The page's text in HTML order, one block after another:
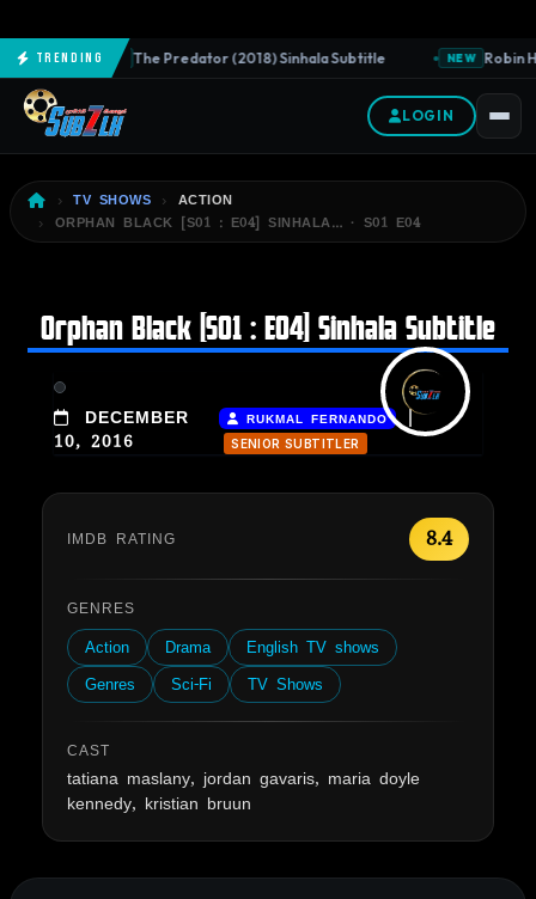
TrendingNEW The Predator (2018) Sinhala Subtitle NEW Robin
LOGIN
TV SHOWS
ACTION
ORPHAN BLACK [S01 : E04] SINHALA… · S01 E04
Orphan Black [S01 : E04] Sinhala Subtitle
DECEMBER
10, 2016
RUKMAL FERNANDO |
SENIOR SUBTITLER
IMDB RATING 8.4
GENRES
Action Drama
English TV shows
Genres
Sci-Fi TV Shows
CAST
tatiana maslany, jordan gavaris, maria doyle
kennedy, kristian bruun